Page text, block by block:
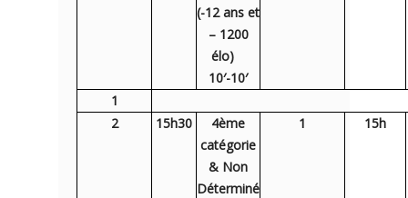
(-12 ans et
– 1200
élo)
10′-10′
1
2
15h30
4ème
catégorie
& Non
Déterminé
1 15h